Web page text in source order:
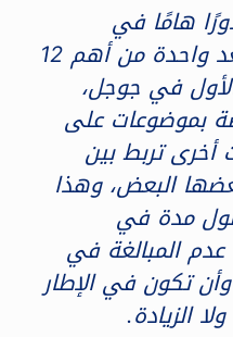
هامًا في
موقعك الإلكتروني، وتعد واحدة من أهم 12
في جوجل،
بموضوعات على
تربط بين
البعض، وهذا
مدة في
المبالغة في
تكون في الإطار
الزيادة.